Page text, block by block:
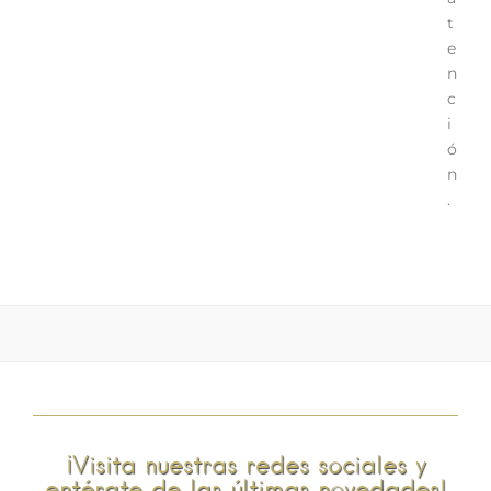
t
e
n
c
i
ó
n
.
¡Visita nuestras redes sociales y